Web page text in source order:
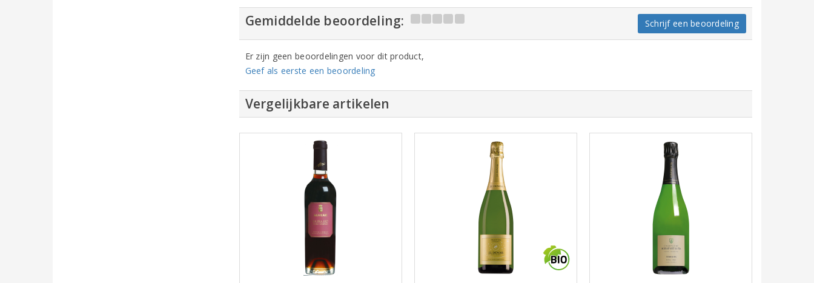
Gemiddelde beoordeling: Schrijf een beoordeling
Er zijn geen beoordelingen voor dit product,
Geef als eerste een beoordeling
Vergelijkbare artikelen